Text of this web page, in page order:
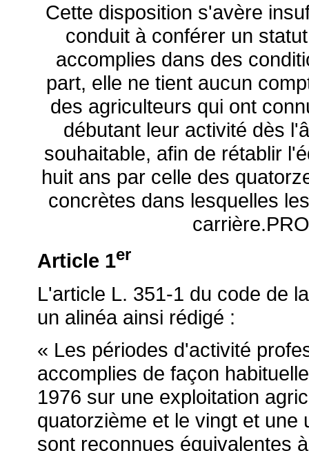
Cette disposition s'avère
conduit à conférer un
accomplies dans des
part, elle ne tient aucun
des agriculteurs qui ont
débutant leur activité dès
souhaitable, afin de rétablir
huit ans par celle des
concrètes dans lesquelles
Article 1er
L'article L. 351-1 du code de
un alinéa ainsi rédigé :
« Les périodes d'activité
accomplies de façon
1976 sur une exploitation
quatorzième et le vingt et
sont reconnues équivalentes